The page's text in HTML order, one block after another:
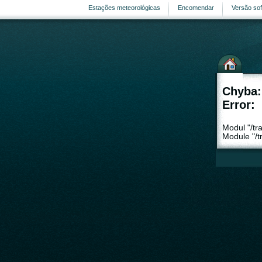
Versão
Encomendar
Estações meteorológicas
web
Chyba:
Error:
Modul "/
Module "/